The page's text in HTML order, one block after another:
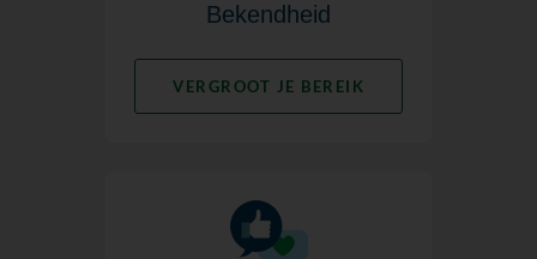
Bekendheid
VERGROOT JE BEREIK